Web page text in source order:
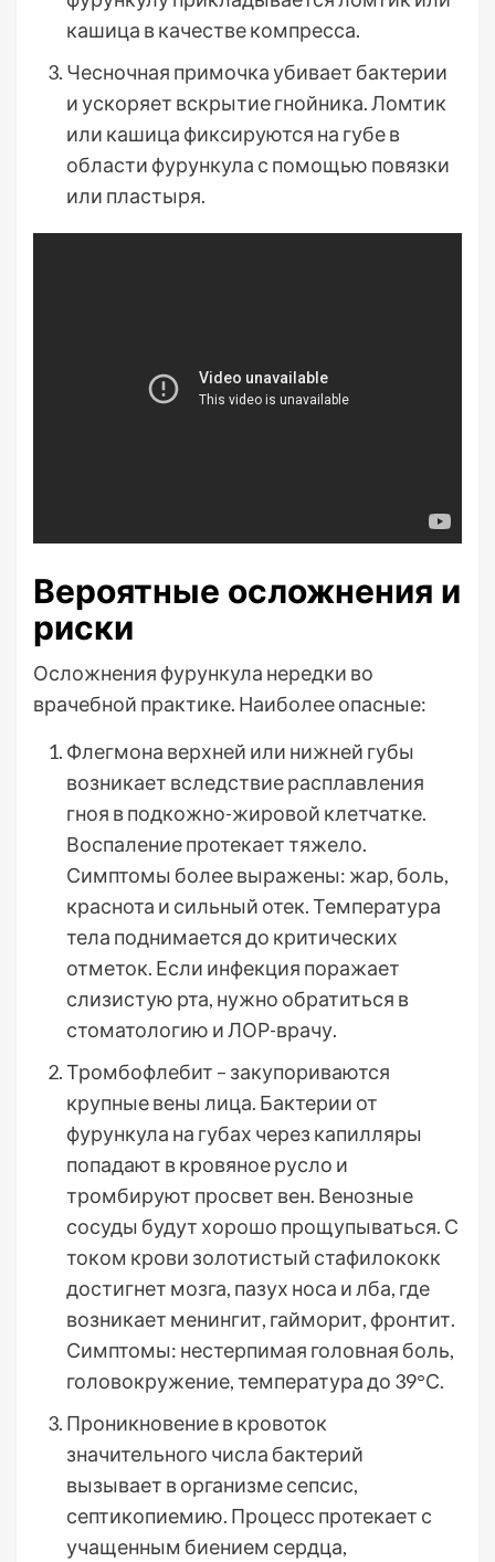
кашица в качестве компресса.
Чесночная примочка убивает бактерии
и ускоряет вскрытие гнойника. Ломтик
или кашица фиксируются на губе в
области фурункула с помощью повязки
или пластыря.
Вероятные осложнения и
риски
Осложнения фурункула нередки во
врачебной практике. Наиболее опасные:
Флегмона верхней или нижней губы
возникает вследствие расплавления
гноя в подкожно-жировой клетчатке.
Воспаление протекает тяжело.
Симптомы более выражены: жар, боль,
краснота и сильный отек. Температура
тела поднимается до критических
отметок. Если инфекция поражает
слизистую рта, нужно обратиться в
стоматологию и ЛОР-врачу.
Тромбофлебит – закупориваются
крупные вены лица. Бактерии от
фурункула на губах через капилляры
попадают в кровяное русло и
тромбируют просвет вен. Венозные
сосуды будут хорошо прощупываться. С
током крови золотистый стафилококк
достигнет мозга, пазух носа и лба, где
возникает менингит, гайморит, фронтит.
Симптомы: нестерпимая головная боль,
головокружение, температура до 39°С.
Проникновение в кровоток
значительного числа бактерий
вызывает в организме сепсис,
септикопиемию. Процесс протекает с
учащенным биением сердца,